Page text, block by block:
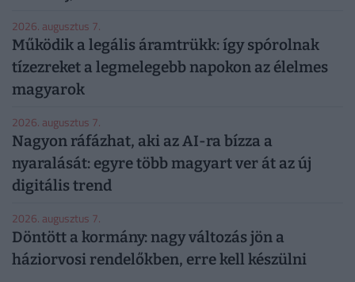
2026. augusztus 7.
Működik a legális áramtrükk: így spórolnak
tízezreket a legmelegebb napokon az élelmes
magyarok
2026. augusztus 7.
Nagyon ráfázhat, aki az AI-ra bízza a
nyaralását: egyre több magyart ver át az új
digitális trend
2026. augusztus 7.
Döntött a kormány: nagy változás jön a
háziorvosi rendelőkben, erre kell készülni